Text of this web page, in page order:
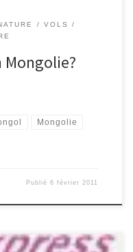
VOLS
Mongolie?
Mongolie
Publié6 février 2011